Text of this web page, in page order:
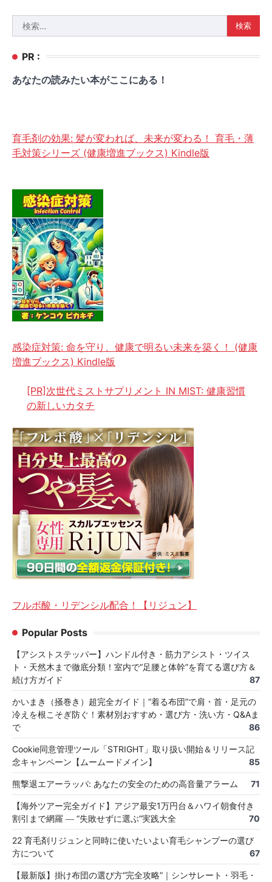
索:
PR :
あなたの読みたい本がここにある！
育毛剤の効果: 髪が変われば、未来が変わる！ 育毛・薄
毛対策シリーズ (健康増進ブックス) Kindle版
感染症対策: 命を守り、健康で明るい未来を築く！ (健康
増進ブックス) Kindle版
[PR]次世代ミストサプリメント IN MIST: 健康習慣
の新しいカタチ
フルボ酸・リデンシル配合！【リジュン】
Popular Posts
【アシストステッパー】ハンドル付き・筋力アシスト・ツイス
ト・天然木まで徹底分類！室内で“足腰と体幹”を育てる選び方＆
続け方ガイド
87
かいまき（掻巻き）超完全ガイド｜“着る布団”で肩・首・足元の
冷えを根こそぎ防ぐ！素材別おすすめ・選び方・洗い方・Q&Aま
で
86
Cookie同意管理ツール「STRIGHT」取り扱い開始＆リリース記
念キャンペーン【ムームードメイン】
85
熊撃退エアーラッパ: あなたの安全のための高音量アラーム 71
【海外ツアー完全ガイド】アジア最安1万円台＆ハワイ朝食付き
割引まで網羅 ― “失敗せずに選ぶ”実践大全
70
22 育毛剤リジュンと同時に使いたいよい育毛シャンプーの選び
方について
67
【最新版】掛け布団の選び方“完全攻略”｜シンサレート・羽毛・